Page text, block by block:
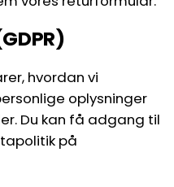
hvordan vi
oplysninger
Du kan få adgang til
på